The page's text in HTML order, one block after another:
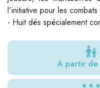
l'initiative pour les combats
- Huit dés spécialement
A partir de